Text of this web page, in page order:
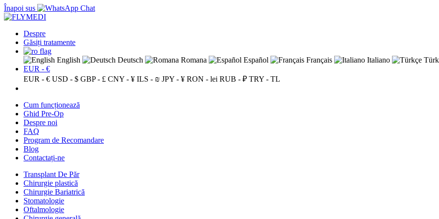
Înapoi sus
Despre
Găsiți tratamente
English Deutsch Romana Español Français Italiano
EUR - €
EUR - € USD - $ GBP - £ CNY - ¥ ILS - ₪ JPY - ¥ RON - lei RUB - ₽ TRY - TL
Cum funcționează
Ghid Pre-Op
Despre noi
FAQ
Program de Recomandare
Blog
Contactați-ne
Transplant De Păr
Chirurgie plastică
Chirurgie Bariatrică
Stomatologie
Oftalmologie